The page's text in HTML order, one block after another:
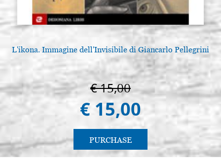
L'ikona. Immagine dell'Invisibile di Giancarlo Pellegrini
€ 15,00
€ 15,00
PURCHASE